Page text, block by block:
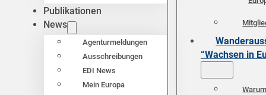
Publikationen
News
Agenturmeldungen
Ausschreibungen
EDI News
Mein Europa
“Wachsen in